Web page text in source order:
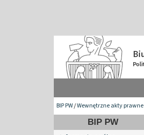
BIP PW/Wewnętrzne akty prawne
BIP PW